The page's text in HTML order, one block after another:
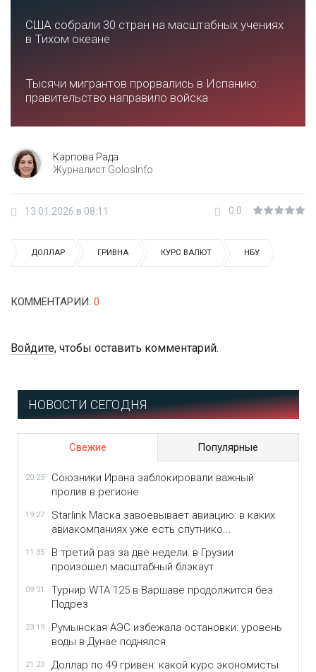
США собрали 30 стран на масштабных учениях
в Тихом океане
Тысячи мигрантов прорвались в Испанию:
правительство направило войска
Карпова Рада
Журналист GolosInfo
13.01.2026 в 08:11 0.0
ДОЛЛАР ГРИВНА КУРС ВАЛЮТ НБУ
КОММЕНТАРИИ: 0
Войдите, чтобы оставить комментарий.
НОВОСТИ СЕГОДНЯ
Свежие Популярные
20:25
Союзники Ирана заблокировали важный
пролив в регионе
19:27
Starlink Маска завоевывает авиацию: в каких
авиакомпаниях уже есть спутнико...
11:35
В третий раз за две недели: в Грузии
произошел масштабный блэкаут
09:31
Турнир WTA 125 в Варшаве продолжится без
Подрез
23:19
Румынская АЭС избежала остановки: уровень
воды в Дунае поднялся
21:23
Доллар по 49 гривен: какой курс экономисты